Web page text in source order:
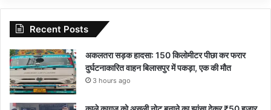
Recent Posts
अकलतरा सड़क हादसा: 150 किलोमीटर पीछा कर फरार
दुर्घटनाकारित वाहन बिलासपुर में पकड़ा, एक की मौत
3 hours ago